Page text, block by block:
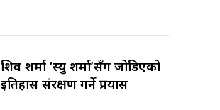
शिव शर्मा ‘स्यु शर्मा’सँग जोडिएको
इतिहास संरक्षण गर्ने प्रयास